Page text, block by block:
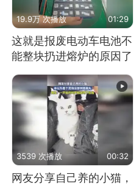
19.9万 次播放 01:29
这就是报废电动车电池不
能整块扔进熔炉的原因了
3539 次播放 00:32
网友分享自己养的小猫，